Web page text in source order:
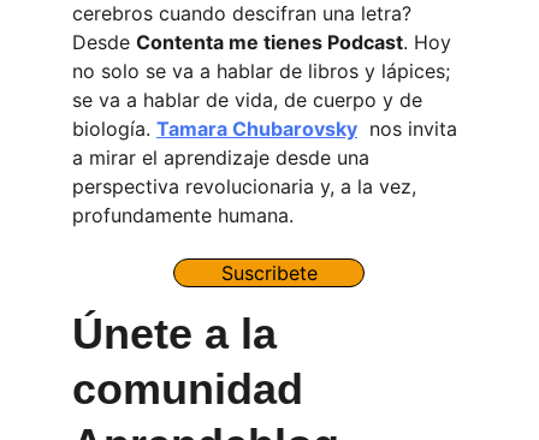
cerebros cuando descifran una letra?
Desde Contenta me tienes Podcast. Hoy
no solo se va a hablar de libros y lápices;
se va a hablar de vida, de cuerpo y de
biología. Tamara Chubarovsky
  nos invita
a mirar el aprendizaje desde una
perspectiva revolucionaria y, a la vez,
profundamente humana.
Únete a la
comunidad
Suscribete